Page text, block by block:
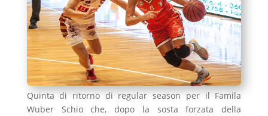
Quinta di ritorno di regular season per il Famila
Wuber Schio che, dopo la sosta forzata della